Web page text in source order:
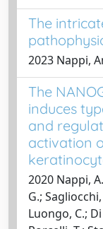
The
2023 Nappi,
The
induces
and
activation
2020 Nappi,
G.;
Luongo, C.;